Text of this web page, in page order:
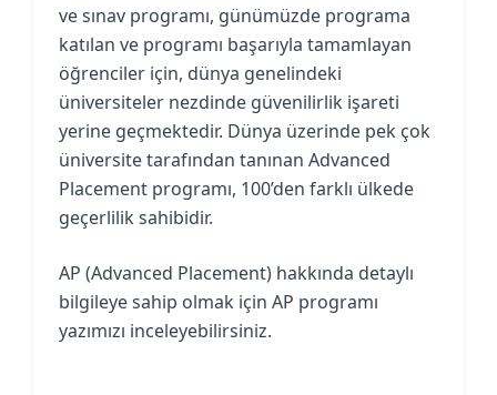
ve sınav programı, günümüzde programa
katılan ve programı başarıyla tamamlayan
öğrenciler için, dünya genelindeki
üniversiteler nezdinde güvenilirlik işareti
yerine geçmektedir. Dünya üzerinde pek çok
üniversite tarafından tanınan Advanced
Placement programı, 100’den farklı ülkede
geçerlilik sahibidir.
AP (Advanced Placement) hakkında detaylı
bilgileye sahip olmak için AP programı
yazımızı inceleyebilirsiniz.